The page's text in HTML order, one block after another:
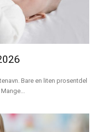
Bare en liten prosentdel